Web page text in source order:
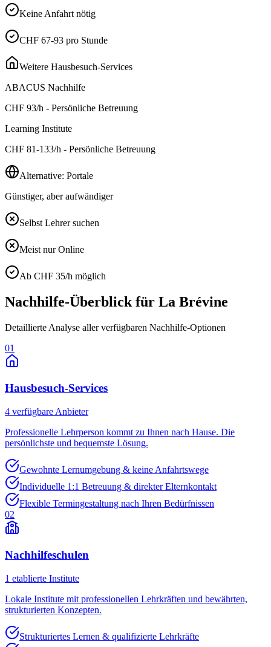
Keine Anfahrt nötig
CHF 67-93 pro Stunde
Weitere Hausbesuch-Services
ABACUS Nachhilfe
CHF 93/h - Persönliche Betreuung
Learning Institute
CHF 81-133/h - Persönliche Betreuung
Alternative: Portale
Günstiger, aber aufwändiger
Selbst Lehrer suchen
Meist nur Online
Ab CHF 35/h möglich
Nachhilfe-Überblick für La Brévine
Detaillierte Analyse aller verfügbaren Nachhilfe-Optionen
01
Hausbesuch-Services
4 verfügbare Anbieter
Professionelle Lehrperson kommt zu Ihnen nach Hause. Die
persönlichste und bequemste Lösung.
Gewohnte Lernumgebung & keine Anfahrtswege
Individuelle 1:1 Betreuung & direkter Elternkontakt
Flexible Termingestaltung nach Ihren Bedürfnissen
02
Nachhilfeschulen
1 etablierte Institute
Lokale Institute mit professionellen Lehrkräften und bewährten,
strukturierten Konzepten.
Strukturiertes Lernen & qualifizierte Lehrkräfte